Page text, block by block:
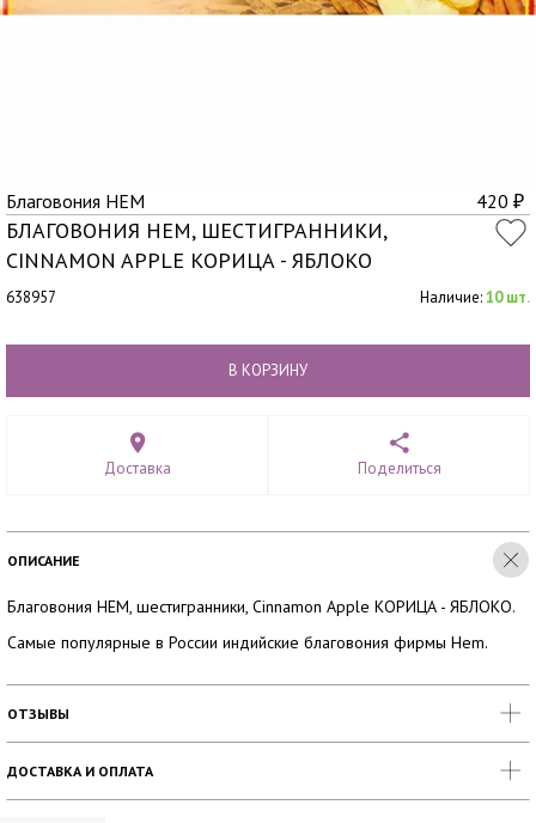
Благовония HEM 420 ₽
БЛАГОВОНИЯ HEM, ШЕСТИГРАННИКИ,
CINNAMON APPLE КОРИЦА - ЯБЛОКО
638957 Наличие:10 шт.
В КОРЗИНУ
Доставка Поделиться
ОПИСАНИЕ
Благовония HEM, шестигранники, Cinnamon Apple КОРИЦА - ЯБЛОКО.
Самые популярные в России индийские благовония фирмы Hem.
ОТЗЫВЫ
ДОСТАВКА И ОПЛАТА